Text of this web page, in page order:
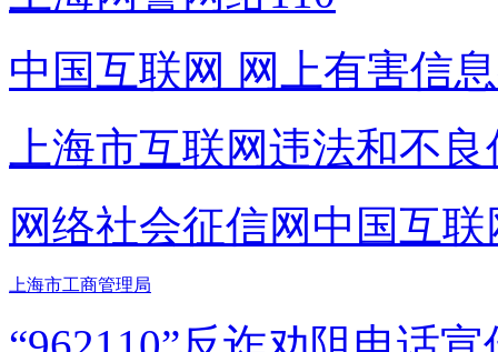
中国互联网 网上有害信
上海市互联网违法和不
网络社会征信网 中国互
上海市工商管理局